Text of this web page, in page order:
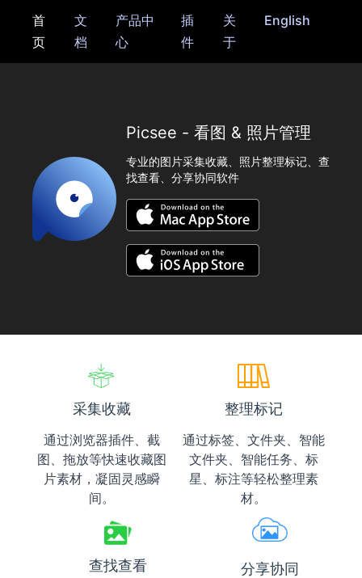
首
页
文
档
产品中
心
插
件
关
于
English
Picsee - 看图 & 照片管理
专业的图片采集收藏、照片整理标记、查
找查看、分享协同软件
采集收藏
通过浏览器插件、截
图、拖放等快速收藏图
片素材，凝固灵感瞬
间。
整理标记
通过标签、文件夹、智能
文件夹、智能任务、标
星、标注等轻松整理素
材。
查找查看 分享协同